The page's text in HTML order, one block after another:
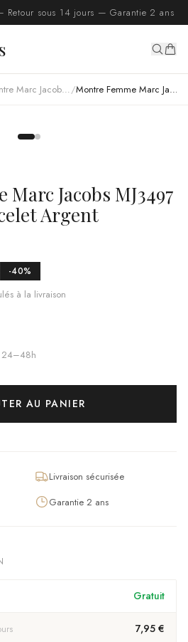
Retour sous 14 jours — Garantie 2 ans
Montre Marc Jacobs femme/ Montre Femme Marc Jacobs MJ3497 Cadran et Bracelet Argent
Jacobs MJ3497
Argent
-40%
à la livraison
24–48h
AU PANIER
Livraison sécurisée
Garantie 2 ans
Gratuit
7,95 €